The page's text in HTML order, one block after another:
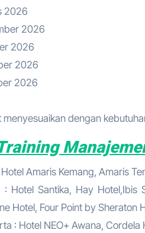
2026
2026
2026
2026
2026
dengan
Amaris Kemang, Amaris
: Hotel Santika, Hay Hotel,Ibis
Hotel, Four Point by Sheraton
: Hotel NEO+ Awana,